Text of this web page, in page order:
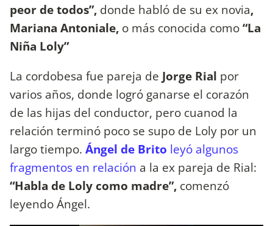
peor de todos”, donde habló de su ex novia,
Mariana Antoniale, o más conocida como“La
Niña Loly”
La cordobesa fue pareja de Jorge Rial por
varios años, donde logró ganarse el corazón
de las hijas del conductor, pero cuanod la
relación terminó poco se supo de Loly por un
largo tiempo. Ángel de Brito leyó algunos
fragmentos en relación a la ex pareja de Rial:
“Habla de Loly como madre”, comenzó
leyendo Ángel.